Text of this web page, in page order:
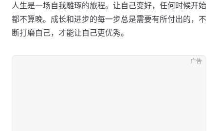
人生是一场自我雕琢的旅程。让自己变好，任何时候开始
都不算晚。成长和进步的每一步总是需要有所付出的，不
断打磨自己，才能让自己更优秀。
广告